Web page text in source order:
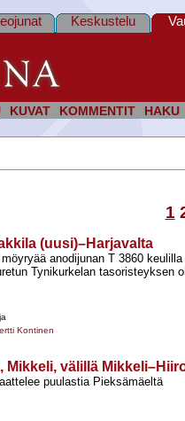
KUVAT KOMMENTIT HAKU
Keskustelu
1
(uusi)–Harjavalta
möyryää anodijunan T 3860
Tynikurkelan tasoristeyksen
Kontinen
Mikkeli, välillä
puulastia Pieksämäeltä